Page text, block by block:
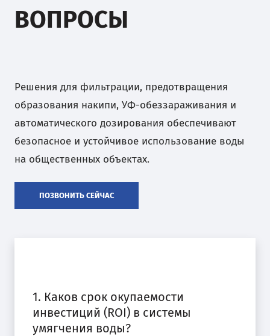
ВОПРОСЫ
Решения для фильтрации, предотвращения
образования накипи, УФ-обеззараживания и
автоматического дозирования обеспечивают
безопасное и устойчивое использование воды
на общественных объектах.
ПОЗВОНИТЬ СЕЙЧАС
1. Каков срок окупаемости
инвестиций (ROI) в системы
умягчения воды?